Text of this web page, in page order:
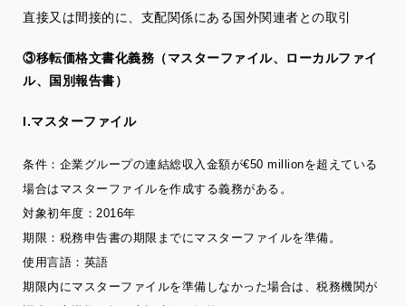
直接又は間接的に、支配関係にある国外関連者との取引
③移転価格文書化義務（マスターファイル、ローカルファイ
ル、国別報告書）
I.マスターファイル
条件：企業グループの連結総収入金額が€50 millionを超えている
場合はマスターファイルを作成する義務がある。
対象初年度：2016年
期限：税務申告書の期限までにマスターファイルを準備。
使用言語：英語
期限内にマスターファイルを準備しなかった場合は、税務機関が